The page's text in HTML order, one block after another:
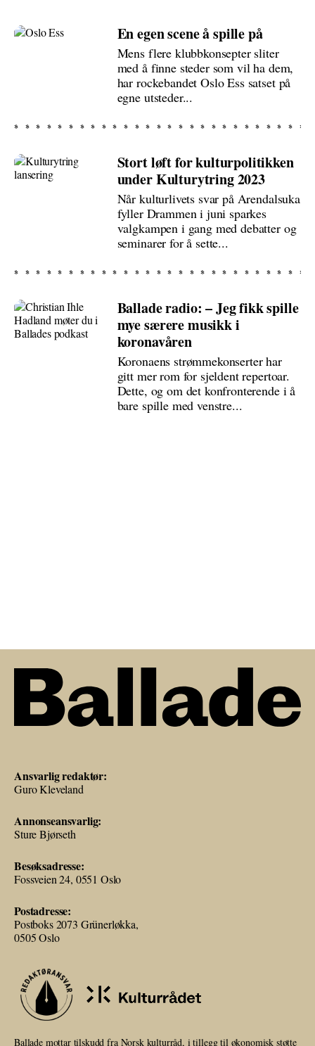
En egen scene å spille på
Mens flere klubbkonsepter sliter
med å finne steder som vil ha dem,
har rockebandet Oslo Ess satset på
egne utsteder...
Stort løft for kulturpolitikken
under Kulturytring 2023
Når kulturlivets svar på Arendalsuka
fyller Drammen i juni sparkes
valgkampen i gang med debatter og
seminarer for å sette...
Ballade radio: – Jeg fikk spille
mye særere musikk i
koronavåren
Koronaens strømmekonserter har
gitt mer rom for sjeldent repertoar.
Dette, og om det konfronterende i å
bare spille med venstre...
Ansvarlig redaktør:
Guro Kleveland
Annonseansvarlig:
Sture Bjørseth
Besøksadresse:
Fossveien 24, 0551 Oslo
Postadresse:
Postboks 2073 Grünerløkka,
0505 Oslo
Ballade mottar tilskudd fra Norsk kulturråd, i tillegg til økonomisk støtte